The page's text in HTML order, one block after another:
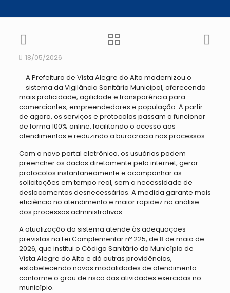
18/05/2026
A Prefeitura de Vista Alegre do Alto modernizou o
sistema da Vigilância Sanitária Municipal, oferecendo
mais praticidade, agilidade e transparência para
comerciantes, empreendedores e população. A partir
de agora, os serviços e protocolos passam a funcionar
de forma 100% online, facilitando o acesso aos
atendimentos e reduzindo a burocracia nos processos.
Com o novo portal eletrônico, os usuários podem
preencher os dados diretamente pela internet, gerar
protocolos instantaneamente e acompanhar as
solicitações em tempo real, sem a necessidade de
deslocamentos desnecessários. A medida garante mais
eficiência no atendimento e maior rapidez na análise
dos processos administrativos.
A atualização do sistema atende às adequações
previstas na Lei Complementar nº 225, de 8 de maio de
2026, que institui o Código Sanitário do Município de
Vista Alegre do Alto e dá outras providências,
estabelecendo novas modalidades de atendimento
conforme o grau de risco das atividades exercidas no
município.